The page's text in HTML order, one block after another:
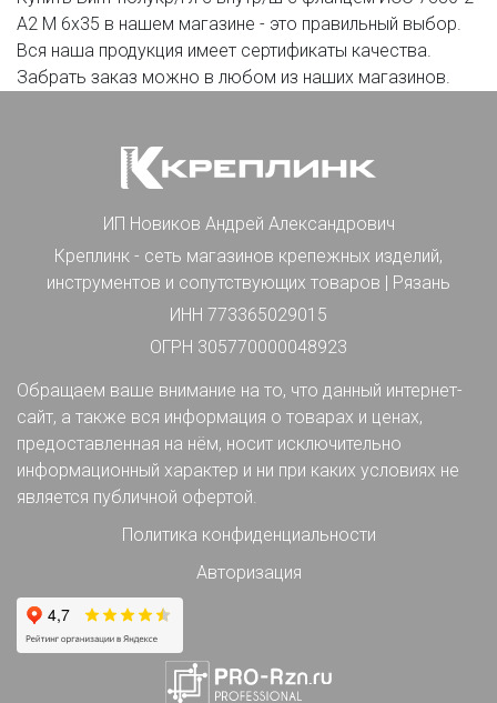
А2 М 6х35 в нашем магазине - это правильный выбор.
Вся наша продукция имеет сертификаты качества.
Забрать заказ можно в любом из наших магазинов.
ИП Новиков Андрей Александрович
Креплинк - сеть магазинов крепежных изделий,
инструментов и сопутствующих товаров | Рязань
ИНН 773365029015
ОГРН 305770000048923
Обращаем ваше внимание на то, что данный интернет-
сайт, а также вся информация о товарах и ценах,
предоставленная на нём, носит исключительно
информационный характер и ни при каких условиях не
является публичной офертой.
Политика конфиденциальности
Авторизация